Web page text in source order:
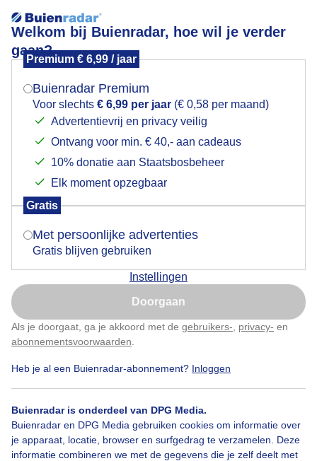
Welkom bij Buienradar, hoe wil je verder
gaan?
Premium € 6,99 / jaar
Buienradar Premium
Voor slechts € 6,99 per jaar (€ 0,58 per maand)
Advertentievrij en privacy veilig
Ontvang voor min. € 40,- aan cadeaus
10% donatie aan Staatsbosbeheer
Elk moment opzegbaar
Gratis
Met persoonlijke advertenties
Gratis blijven gebruiken
Instellingen
Doorgaan
Als je doorgaat, ga je akkoord met de gebruikers- privacy- en
abonnementsvoorwaarden
Heb je al een Buienradar-abonnement? Inloggen
Buienradar is onderdeel van DPG Media.
Buienradar en DPG Media gebruiken cookies om informatie over
je apparaat, locatie, browser en surfgedrag te verzamelen. Deze
informatie combineren we met de gegevens die je zelf deelt met
Zacht
Door: Joost Mooij Gemaakt: 06-11-2025, 11x bekeken
Herfst
Bekijk slideshow
Mogen we je locatie gebruiken voor het
Indien je hier nog geen akkoord op hebt gegeven,
verschijnt er zo een pop-up uit je browser waarin
Is goed, toon de popup
Nu niet, misschien later
Klik hierom dit aan te passen